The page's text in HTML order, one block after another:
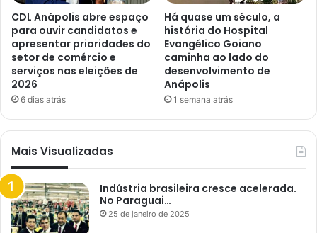
CDL Anápolis abre espaço
para ouvir candidatos e
apresentar prioridades do
setor de comércio e
serviços nas eleições de
2026
6 dias atrás
Há quase um século, a
história do Hospital
Evangélico Goiano
caminha ao lado do
desenvolvimento de
Anápolis
1 semana atrás
Mais Visualizadas
Indústria brasileira cresce acelerada.
No Paraguai…
25 de janeiro de 2025